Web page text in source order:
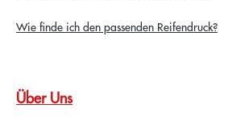
Wie finde ich den passenden Reifendruck?
Über Uns